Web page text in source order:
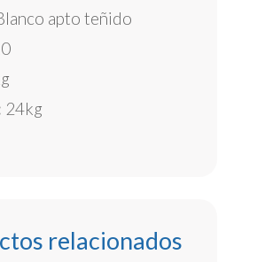
apto teñido
24kg
relacionados